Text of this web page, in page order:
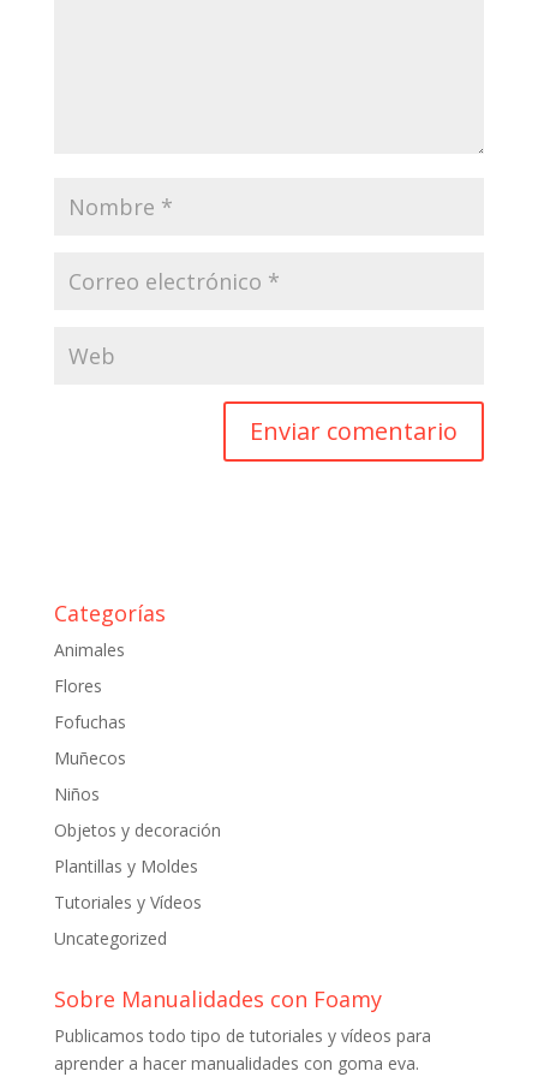
Categorías
Animales
Flores
Fofuchas
Muñecos
Niños
Objetos y decoración
Plantillas y Moldes
Tutoriales y Vídeos
Uncategorized
Sobre Manualidades con Foamy
Publicamos todo tipo de tutoriales y vídeos para
aprender a hacer manualidades con goma eva.